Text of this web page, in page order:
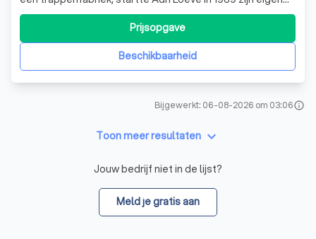
Trappenmakerij in Heesbeen, Gemeente Heusden. Sinds
1995 werkt ook zijn zoon Ruud bij de Trappenmakerij en
elke trap die ze maken, wordt persoonlijk gemeten,
gemaakt en geplaatst. KortoBeschikbaarheid
Prijsopgave
Bijgewerkt: 06-08-2026 om 03:06info
Toon meer resultaten keyboard_arrow_down
Jouw bedrijf niet in de lijst?
Meld je gratis aan